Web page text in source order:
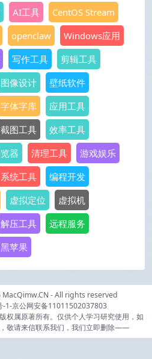
AI工具
CentOS Stream
openclaw
Windows应用
写作工具
剪辑工具
图像设计
壁纸软件
字体字库
应用工具
截图工具
效率工具
器 清理工具
游戏娱乐
系统工具
编程开发
虚拟定位
虚拟机
解压工具
远程服务
黑苹果
MacQimw.CN - All rights reserved
-1-京公网安备11011502037803
属原著所有。仅供个人学习研究使用，如
敬请来信联系我们，我们立即删除——